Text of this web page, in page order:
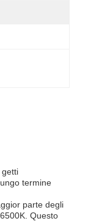
getti
termine
parte degli
Questo